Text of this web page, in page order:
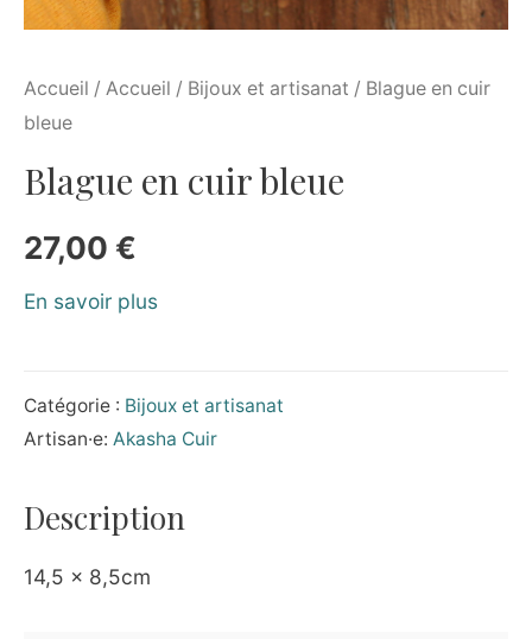
Accueil / Accueil / Bijoux et artisanat / Blague en cuir
bleue
Blague en cuir bleue
27,00 €
En savoir plus
Catégorie : Bijoux et artisanat
Artisan·e: Akasha Cuir
Description
14,5 x 8,5cm